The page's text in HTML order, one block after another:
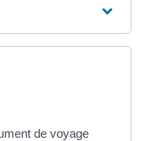
de voyage